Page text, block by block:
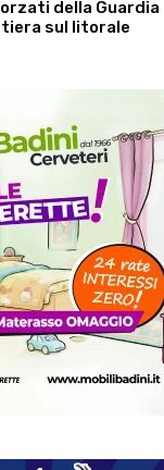
della Guardia
sul litorale